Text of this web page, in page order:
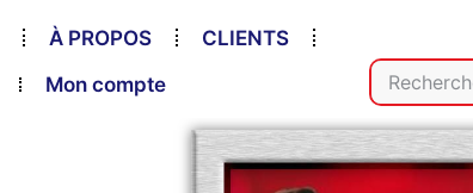
À PROPOS
CLIENTS
Mon compte